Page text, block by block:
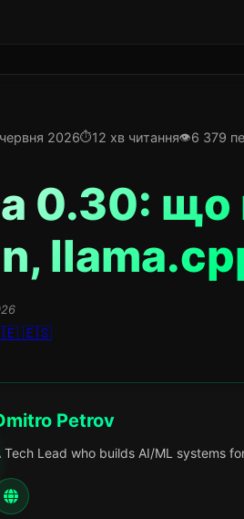
2026 12 хв читання 6 379
0.30: що
🇪🇸
Petrov
Tech Lead who builds AI/ML systems